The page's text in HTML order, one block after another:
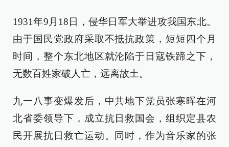
1931年9月18日，侵华日军大举进攻我国东北。
由于国民党政府采取不抵抗政策，短短四个月
时间，整个东北地区就沦陷于日寇铁蹄之下，
无数百姓家破人亡，远离故土。
九一八事变爆发后，中共地下党员张寒晖在河
北省委领导下，成立抗日救国会，组织定县农
民开展抗日救亡运动。同时，作为音乐家的张